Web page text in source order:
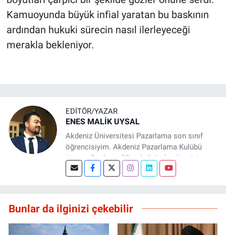
Kamuoyunda büyük infial yaratan bu baskının
ardından hukuki sürecin nasıl ilerleyeceği
merakla bekleniyor.
EDITÖR/YAZAR
ENES MALİK UYSAL
Akdeniz Üniversitesi Pazarlama son sınıf
öğrencisiyim. Akdeniz Pazarlama Kulübü
Kurucu Başkanı, PR sektöründe yönetici
asistanı ve Basın Antalya sitesinde editör
dürüst, stratejik ve veri odaklı içerikler
üretmeye odaklanıyorum. Marka iletişimi ve
dijital pazarlama alanında değer yaratmayı
Bunlar da ilginizi çekebilir